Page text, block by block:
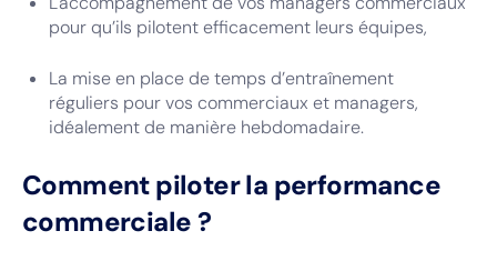
pour qu’ils pilotent efficacement leurs équipes,
La mise en place de temps d’entraînement
réguliers pour vos commerciaux et managers,
idéalement de manière hebdomadaire.
Comment piloter la performance
commerciale ?